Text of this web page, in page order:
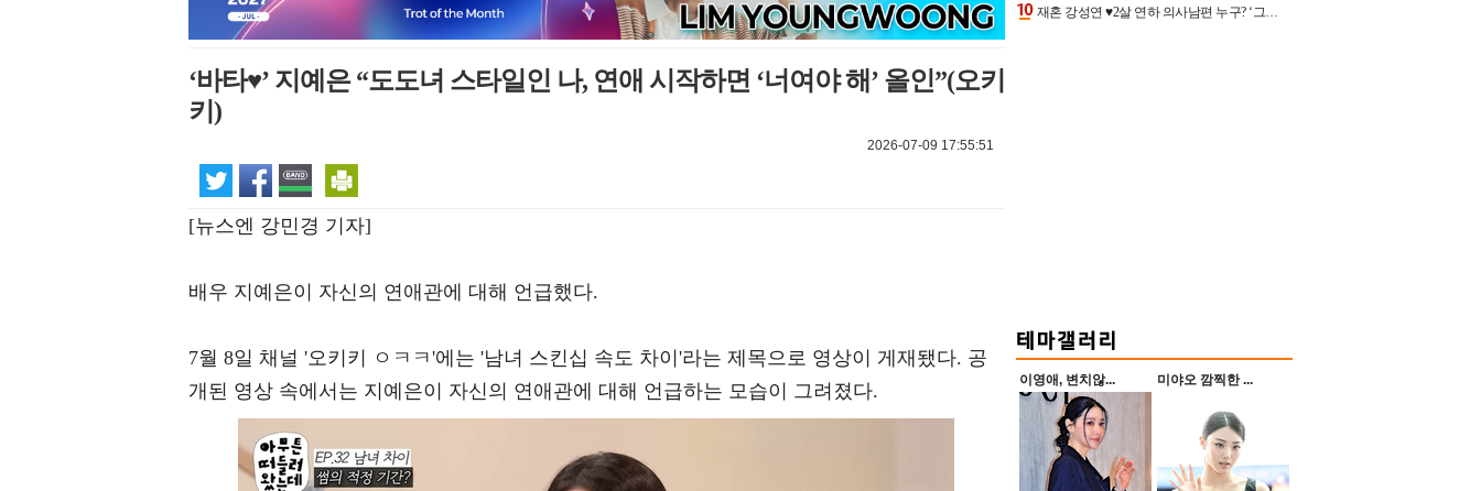
‘바타♥’ 지예은 “도도녀 스타일인 나, 연애 시작하면 ‘너여야 해’ 올인”(오키
키)
2026-07-09 17:55:51
[뉴스엔 강민경 기자]
배우 지예은이 자신의 연애관에 대해 언급했다.
7월 8일 채널 '오키키 ㅇㅋㅋ'에는 '남녀 스킨십 속도 차이'라는 제목으로 영상이 게재됐다. 공
개된 영상 속에서는 지예은이 자신의 연애관에 대해 언급하는 모습이 그려졌다.
재혼 강성연 ♥2살 연하 의사남편 누구? ‘그알’ 자문의에 훈남 비주얼 초엘리트 스펙 [종합]
이영애, 변치않... 미야오 깜찍한 ...